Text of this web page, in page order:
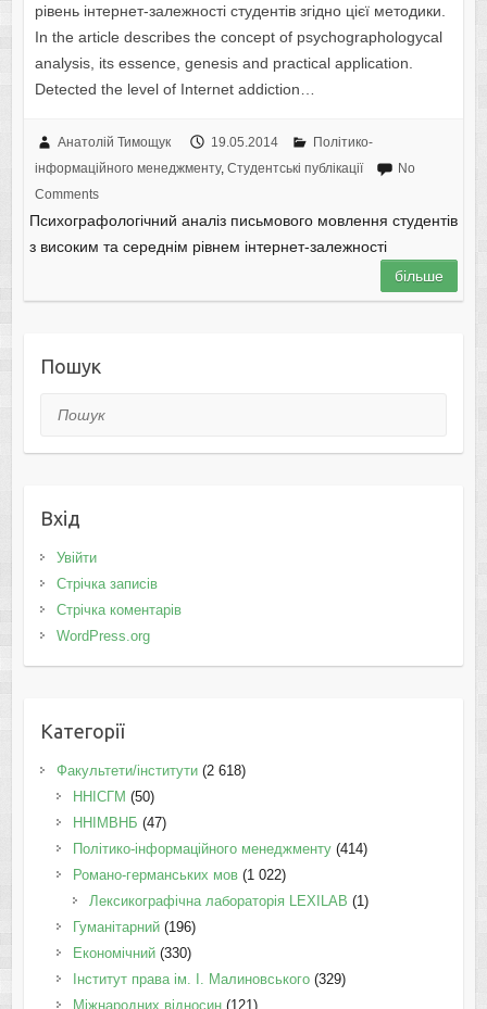
рівень інтернет-залежності студентів згідно цієї методики.
In the article describes the concept of psychographologycal
analysis, its essence, genesis and practical application.
Detected the level of Internet addiction…
Анатолій Тимощук 19.05.2014
Політико-
інформаційного менеджменту, Студентські публікації
No
Comments
Психографологічний аналіз письмового мовлення студентів
з високим та середнім рівнем інтернет-залежності
більше
Пошук
Пошук
Вхід
Увійти
Стрічка записів
Стрічка коментарів
WordPress.org
Категорії
Факультети/інститути(2 618)
ННІСГМ (50)
ННІМВНБ (47)
Політико-інформаційного менеджменту(414)
Романо-германських мов(1 022)
Лексикографічна лабораторія LEXILAB (1)
Гуманітарний(196)
Економічний(330)
Інститут права ім. І. Малиновського(329)
Міжнародних відносин(121)